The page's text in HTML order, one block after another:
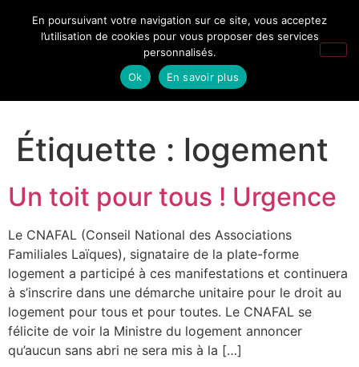
Étiquette : logement
Un toit pour tous ! Urgence
Le CNAFAL (Conseil National des Associations
Familiales Laïques), signataire de la plate-forme
logement a participé à ces manifestations et continuera
à s’inscrire dans une démarche unitaire pour le droit au
logement pour tous et pour toutes. Le CNAFAL se
félicite de voir la Ministre du logement annoncer
qu’aucun sans abri ne sera mis à la […]
En poursuivant votre navigation sur ce site, vous acceptez
l’utilisation de cookies pour vous proposer des services
personnalisés.
Ok
En savoir plus